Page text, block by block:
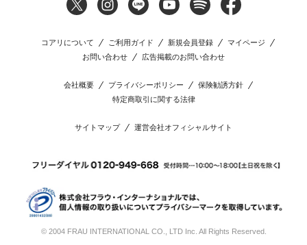
コアリについて ご利用ガイド 新規会員登録
マイページ
お問い合わせ
広告掲載のお問い合わせ
会社概要 プライバシーポリシー
保険勧誘方針
特定商取引に関する法律
サイトマップ 運営会社オフィシャルサイト
© 2004 FRAU INTERNATIONAL CO., LTD Inc. All Rights Reserved.